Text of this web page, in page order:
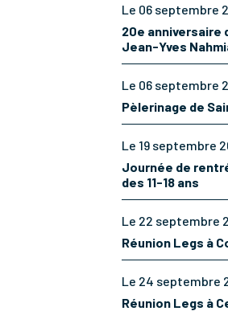
Le 06 septembre
20e anniversaire
Jean-Yves
Le 06 septembre
Pèlerinage de
Le 19 septembre
Journée de
des 11-18 ans
Le 22 septembre
Réunion Legs à
Le 24 septembre
Réunion Legs à